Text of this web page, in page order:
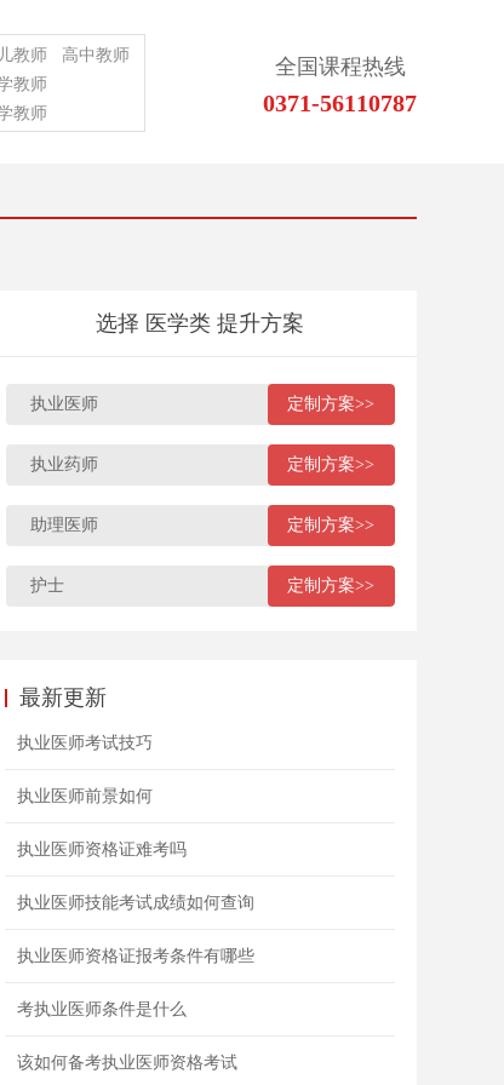
教师
教师
教师
高中教师 全国课程热线
0371-56110787
选择 医学类 提升方案
执业医师 定制方案>>
执业药师 定制方案>>
助理医师 定制方案>>
护士 定制方案>>
最新更新
执业医师考试技巧
执业医师前景如何
执业医师资格证难考吗
执业医师技能考试成绩如何查询
执业医师资格证报考条件有哪些
考执业医师条件是什么
该如何备考执业医师资格考试